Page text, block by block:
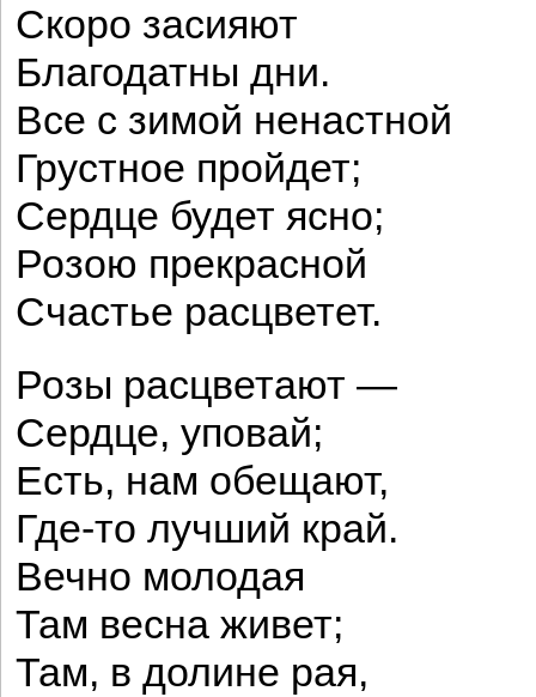
Скоро засияют
Благодатны дни.
Все с зимой ненастной
Грустное пройдет;
Сердце будет ясно;
Розою прекрасной
Счастье расцветет.
Розы расцветают —
Сердце, уповай;
Есть, нам обещают,
Где-то лучший край.
Вечно молодая
Там весна живет;
Там, в долине рая,